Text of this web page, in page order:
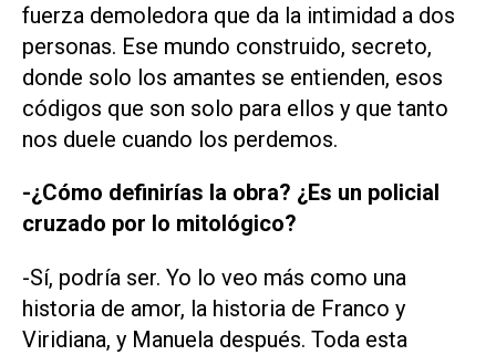
fuerza demoledora que da la intimidad a dos
personas. Ese mundo construido, secreto,
donde solo los amantes se entienden, esos
códigos que son solo para ellos y que tanto
nos duele cuando los perdemos.
-¿Cómo definirías la obra? ¿Es un policial
cruzado por lo mitológico?
-Sí, podría ser. Yo lo veo más como una
historia de amor, la historia de Franco y
Viridiana, y Manuela después. Toda esta